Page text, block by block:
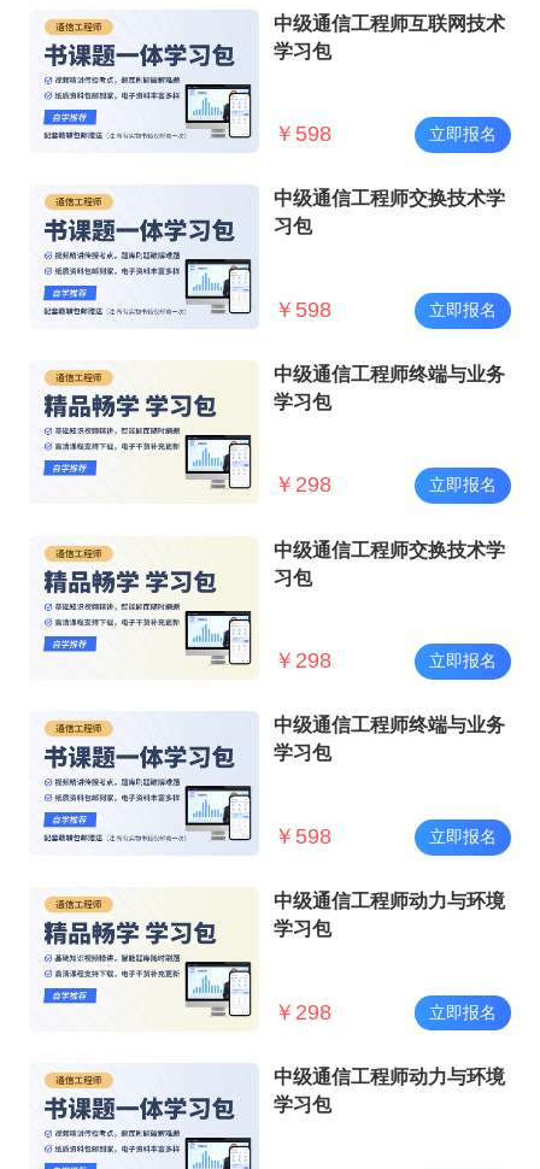
中级通信工程师互联网技术
学习包
￥ 598 立即报名
中级通信工程师交换技术学
习包
￥ 598 立即报名
中级通信工程师终端与业务
学习包
￥ 298 立即报名
中级通信工程师交换技术学
习包
￥ 298 立即报名
中级通信工程师终端与业务
学习包
￥ 598 立即报名
中级通信工程师动力与环境
学习包
￥ 298 立即报名
中级通信工程师动力与环境
学习包